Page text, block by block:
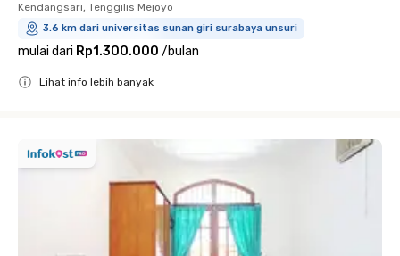
Kendangsari, Tenggilis Mejoyo
3.6 km dari universitas sunan giri surabaya unsuri
mulai dari Rp1.300.000 /bulan
Lihat info lebih banyak